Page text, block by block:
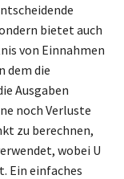
bietet auch
von Einnahmen
dem die
Ausgaben
noch Verluste
zu berechnen,
wobei U
Ein einfaches